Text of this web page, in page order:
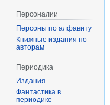
Персоналии
Персоны по алфавиту
Книжные издания по
авторам
Периодика
Издания
Фантастика в
периодике